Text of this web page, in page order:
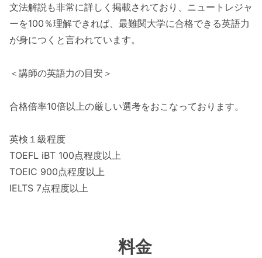
文法解説も非常に詳しく掲載されており、ニュートレジャ
ーを100％理解できれば、最難関大学に合格できる英語力
が身につくと言われています。
＜講師の英語力の目安＞
合格倍率10倍以上の厳しい選考をおこなっております。
英検１級程度
TOEFL iBT 100点程度以上
TOEIC 900点程度以上
IELTS 7点程度以上
料金